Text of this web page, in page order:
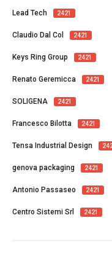
Lead Tech 2421
Claudio Dal Col 2421
Keys Ring Group 2421
Renato Geremicca 2421
SOLIGENA 2421
Francesco Bilotta 2421
Tensa Industrial Design
genova packaging 2421
Antonio Passaseo 2421
Centro Sistemi Srl 2421